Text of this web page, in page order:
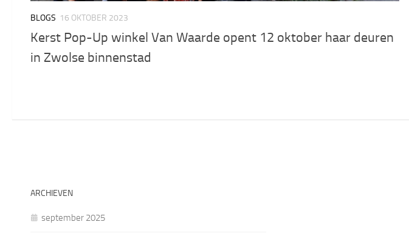
BLOGS 16 OKTOBER 2023
Kerst Pop-Up winkel Van Waarde opent 12 oktober haar deuren
in Zwolse binnenstad
ARCHIEVEN
september 2025